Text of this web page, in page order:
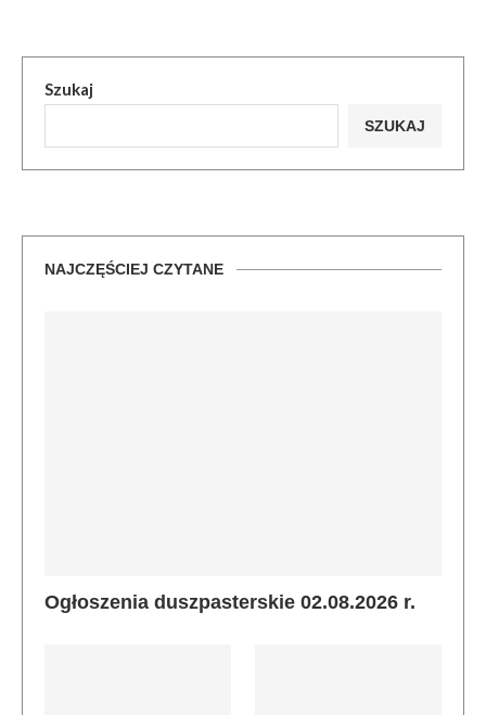
Szukaj
SZUKAJ
NAJCZĘŚCIEJ CZYTANE
Ogłoszenia duszpasterskie 02.08.2026 r.